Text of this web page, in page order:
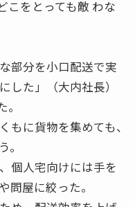
こをとっても敵 わな
部分を小口配送で実
した」（大内社長）
もに貨物を集めても、
個人宅向けには手を
問屋に絞った。